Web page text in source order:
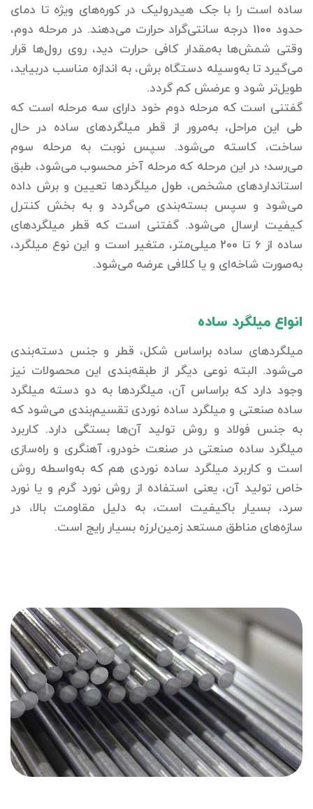
ساده است را با جک هیدرولیک در کوره‌های ویژه تا دمای
حدود 1100 درجه سانتی‌گراد حرارت می‌دهند. در مرحله دوم،
وقتی شمش‌ها به‌مقدار کافی حرارت دید، روی رول‌ها قرار
می‌گیرد تا به‌وسیله دستگاه برش، به اندازه مناسب دربیاید،
طویل‌تر شود و عرضش کم گردد.
گفتنی است که مرحله دوم خود دارای سه مرحله است که
طی این مراحل، به‌مرور از قطر میلگردهای ساده در حال
ساخت، کاسته می‌شود. سپس نوبت به مرحله سوم
می‌رسد؛ در این مرحله که مرحله آخر محسوب می‌شود، طبق
استانداردهای مشخص، طول میلگردها تعیین و برش داده
می‌شود و سپس بسته‌بندی می‌گردد و به بخش کنترل
کیفیت ارسال می‌شود. گفتنی است که قطر میلگردهای
ساده از 6 تا 200 میلی‌متر، متغیر است و این نوع میلگرد،
به‌صورت شاخه‌ای و یا کلافی عرضه می‌شود.
انواع میلگرد ساده
میلگردهای ساده براساس شکل، قطر و جنس دسته‌بندی
می‌شود. البته نوعی دیگر از طبقه‌بندی این محصولات نیز
وجود دارد که براساس آن، میلگردها به دو دسته میلگرد
ساده صنعتی و میلگرد ساده نوردی تقسیم‌بندی می‌شود که
به جنس فولاد و روش تولید آن‌ها بستگی دارد. کاربرد
میلگرد ساده صنعتی در صنعت خودرو، آهنگری و راه‌سازی
است و کاربرد میلگرد ساده نوردی هم که به‌واسطه روش
خاص تولید آن، یعنی استفاده از روش نورد گرم و یا نورد
سرد، بسیار باکیفیت است، به دلیل مقاومت بالا، در
سازه‌های مناطق مستعد زمین‌لرزه بسیار رایج است.